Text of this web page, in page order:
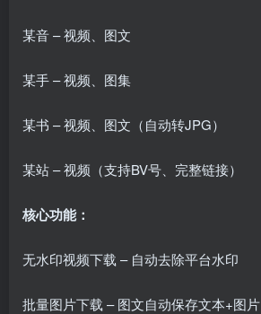
某音 – 视频、图文
某手 – 视频、图集
某书 – 视频、图文（自动转JPG）
某站 – 视频（支持BV号、完整链接）
核心功能：
无水印视频下载 – 自动去除平台水印
批量图片下载 – 图文自动保存文本+图片